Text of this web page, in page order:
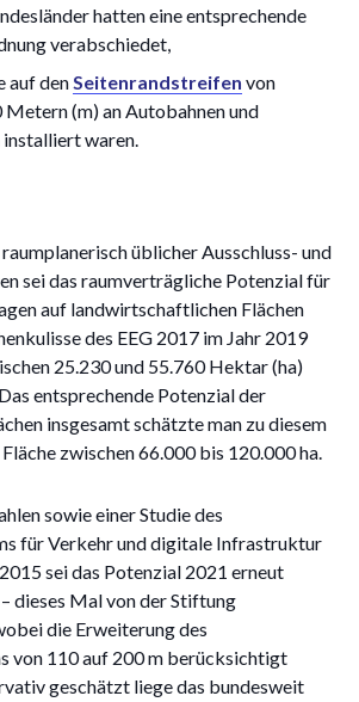
hatten eine entsprechende
verabschiedet,
auf denSeitenrandstreifen von
(m) an Autobahnen und
installiert waren.
üblicher Ausschluss- und
sei das raumverträgliche Potenzial für
auf landwirtschaftlichen Flächen
des EEG 2017 im Jahr 2019
25.230 und 55.760 Hektar (ha)
entsprechende Potenzial der
insgesamt schätzte man zu diesem
zwischen 66.000 bis 120.000 ha.
sowie einer Studie des
für Verkehr und digitale Infrastruktur
sei das Potenzial 2021 erneut
dieses Mal von der Stiftung
die Erweiterung des
von 110 auf 200 m berücksichtigt
geschätzt liege das bundesweit